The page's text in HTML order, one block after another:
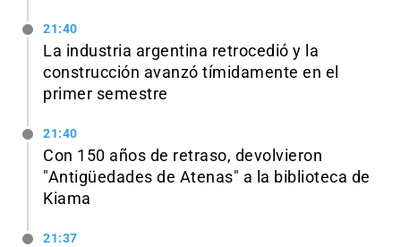
21:40
La industria argentina retrocedió y la
construcción avanzó tímidamente en el
primer semestre
21:40
Con 150 años de retraso, devolvieron
"Antigüedades de Atenas" a la biblioteca de
Kiama
21:37